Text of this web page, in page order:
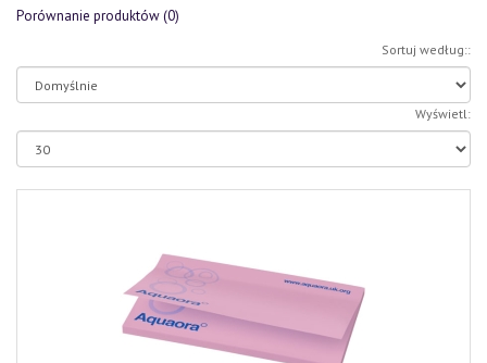
Porównanie produktów (0)
Sortuj według::
Wyświetl: